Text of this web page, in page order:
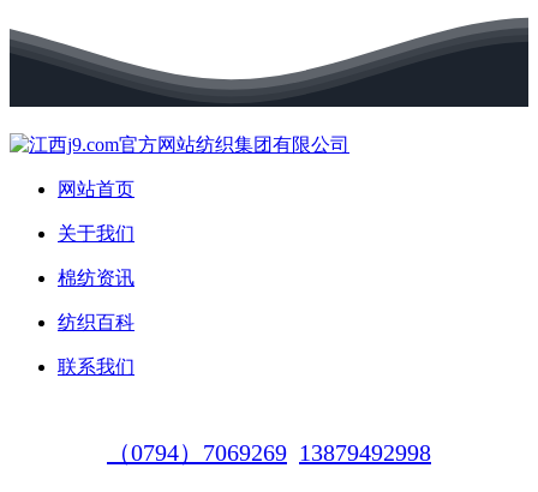
网站首页
关于我们
棉纺资讯
纺织百科
联系我们
（0794）7069269 13879492998